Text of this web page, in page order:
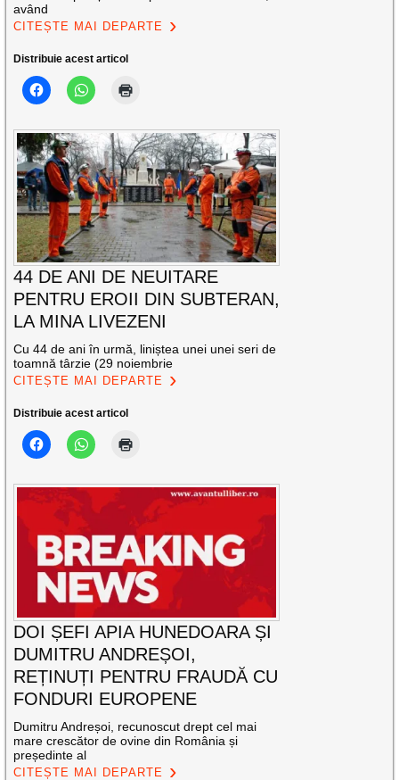
având
CITEȘTE MAI DEPARTE
Distribuie acest articol
44 DE ANI DE NEUITARE
PENTRU EROII DIN SUBTERAN,
LA MINA LIVEZENI
Cu 44 de ani în urmă, liniștea unei unei seri de
toamnă târzie (29 noiembrie
CITEȘTE MAI DEPARTE
Distribuie acest articol
DOI ȘEFI APIA HUNEDOARA ȘI
DUMITRU ANDREȘOI,
REȚINUȚI PENTRU FRAUDĂ CU
FONDURI EUROPENE
Dumitru Andreșoi, recunoscut drept cel mai
mare crescător de ovine din România și
președinte al
CITEȘTE MAI DEPARTE